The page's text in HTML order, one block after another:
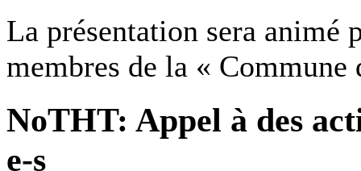
La présentation sera animé
membres de la « Commune
NoTHT: Appel à des
e-s